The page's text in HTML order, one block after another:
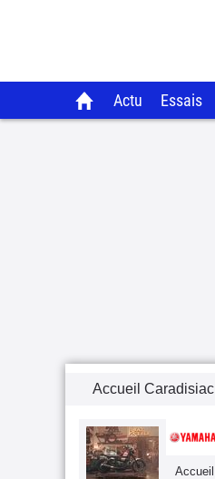
Actu Essais
Accueil Caradisiac
Accueil